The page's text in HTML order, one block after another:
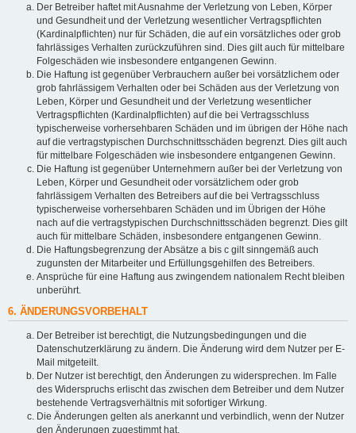
Der Betreiber haftet mit Ausnahme der Verletzung von Leben, Körper
und Gesundheit und der Verletzung wesentlicher Vertragspflichten
(Kardinalpflichten) nur für Schäden, die auf ein vorsätzliches oder grob
fahrlässiges Verhalten zurückzuführen sind. Dies gilt auch für mittelbare
Folgeschäden wie insbesondere entgangenen Gewinn.
Die Haftung ist gegenüber Verbrauchern außer bei vorsätzlichem oder
grob fahrlässigem Verhalten oder bei Schäden aus der Verletzung von
Leben, Körper und Gesundheit und der Verletzung wesentlicher
Vertragspflichten (Kardinalpflichten) auf die bei Vertragsschluss
typischerweise vorhersehbaren Schäden und im übrigen der Höhe nach
auf die vertragstypischen Durchschnittsschäden begrenzt. Dies gilt auch
für mittelbare Folgeschäden wie insbesondere entgangenen Gewinn.
Die Haftung ist gegenüber Unternehmern außer bei der Verletzung von
Leben, Körper und Gesundheit oder vorsätzlichem oder grob
fahrlässigem Verhalten des Betreibers auf die bei Vertragsschluss
typischerweise vorhersehbaren Schäden und im Übrigen der Höhe
nach auf die vertragstypischen Durchschnittsschäden begrenzt. Dies gilt
auch für mittelbare Schäden, insbesondere entgangenen Gewinn.
Die Haftungsbegrenzung der Absätze a bis c gilt sinngemäß auch
zugunsten der Mitarbeiter und Erfüllungsgehilfen des Betreibers.
Ansprüche für eine Haftung aus zwingendem nationalem Recht bleiben
unberührt.
6. ÄNDERUNGSVORBEHALT
Der Betreiber ist berechtigt, die Nutzungsbedingungen und die
Datenschutzerklärung zu ändern. Die Änderung wird dem Nutzer per E-
Mail mitgeteilt.
Der Nutzer ist berechtigt, den Änderungen zu widersprechen. Im Falle
des Widerspruchs erlischt das zwischen dem Betreiber und dem Nutzer
bestehende Vertragsverhältnis mit sofortiger Wirkung.
Die Änderungen gelten als anerkannt und verbindlich, wenn der Nutzer
den Änderungen zugestimmt hat.